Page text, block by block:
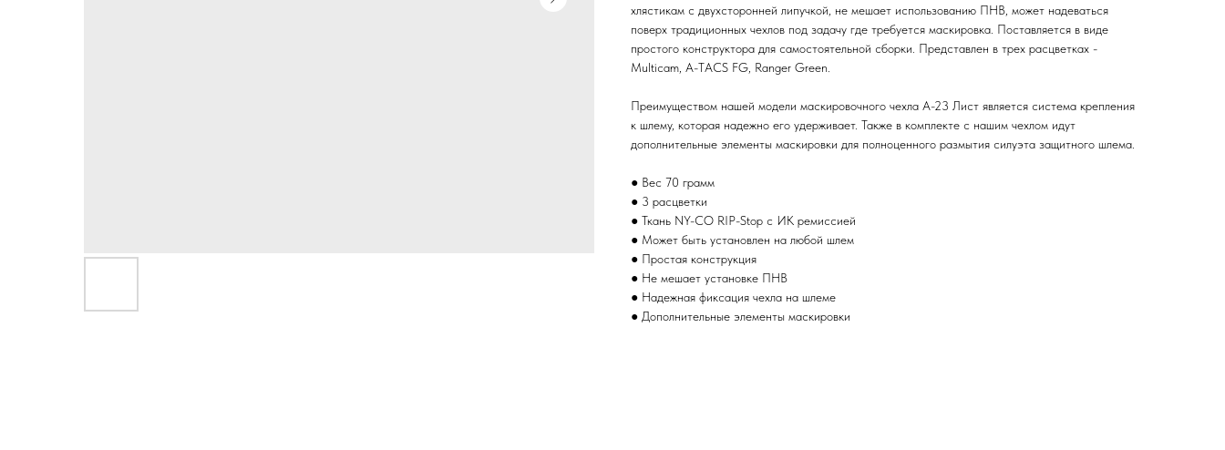
хлястикам с двухсторонней липучкой, не мешает использованию ПНВ, может надеваться
поверх традиционных чехлов под задачу где требуется маскировка. Поставляется в виде
простого конструктора для самостоятельной сборки. Представлен в трех расцветках -
Multicam, A-TACS FG, Ranger Green.
Преимуществом нашей модели маскировочного чехла А-23 Лист является система крепления
к шлему, которая надежно его удерживает. Также в комплекте с нашим чехлом идут
дополнительные элементы маскировки для полноценного размытия силуэта защитного шлема.
● Вес 70 грамм
● 3 расцветки
● Ткань NY-CO RIP-Stop с ИК ремиссией
● Может быть установлен на любой шлем
● Простая конструкция
● Не мешает установке ПНВ
● Надежная фиксация чехла на шлеме
● Дополнительные элементы маскировки